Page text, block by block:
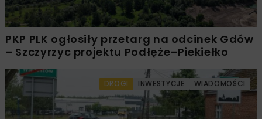
PKP PLK ogłosiły przetarg na odcinek Gdów
– Szczyrzyc projektu Podłęże–Piekiełko
DROGI INWESTYCJE WIADOMOŚCI